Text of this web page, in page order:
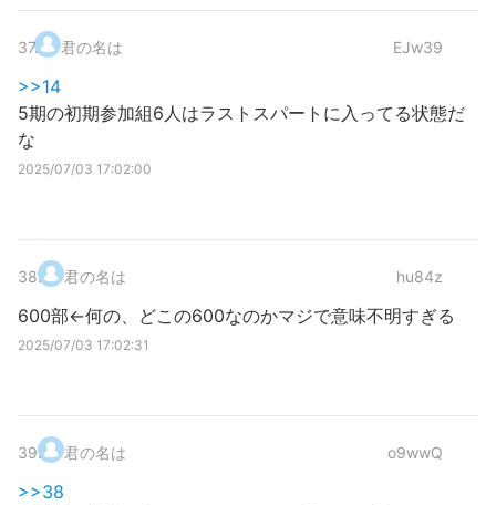
37. 君の名は EJw39
>>14
5期の初期参加組6人はラストスパートに入ってる状態だ
な
2025/07/03 17:02:00
38. 君の名は hu84z
600部←何の、どこの600なのかマジで意味不明すぎる
2025/07/03 17:02:31
39. 君の名は o9wwQ
>>38